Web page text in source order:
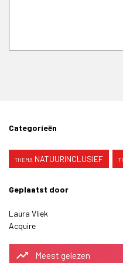
Categorieën
NATUURINCLUSIEF
Geplaatst door
Laura Vliek
Acquire
trending_up Meest gelezen